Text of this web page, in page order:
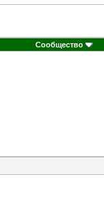
Сообщество